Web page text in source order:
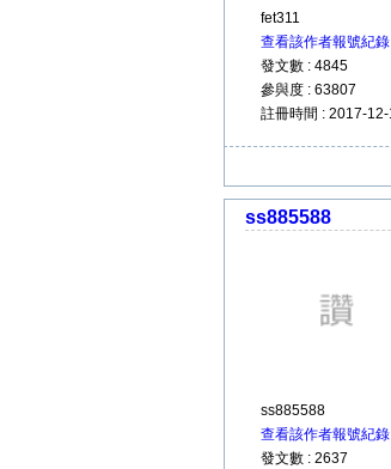
fet311
查看該作者報號紀錄
發文數 : 4845
參與度 : 63807
註冊時間 : 2017-
ss885588
ss885588
查看該作者報號紀錄
發文數 : 2637